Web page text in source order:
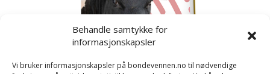
Behandle samtykke for
informasjonskapsler
Vi bruker informasjonskapsler på bondevennen.no til nødvendige